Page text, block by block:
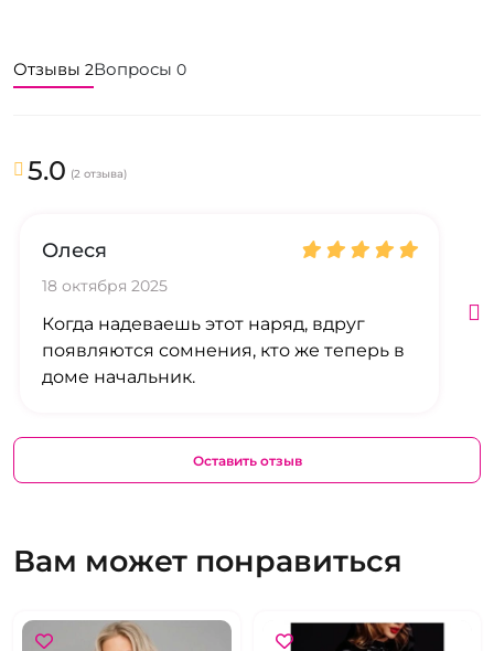
Отзывы 2Вопросы 0
5.0 (2 отзыва)
Олеся
18 октября 2025
Когда надеваешь этот наряд, вдруг
появляются сомнения, кто же теперь в
доме начальник.
Оставить отзыв
Вам может понравиться